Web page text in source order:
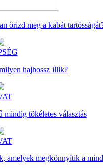
őrizd meg a kabát
hajhossz illik?
mindig tökéletes választás
amelyek megkönnyítik a